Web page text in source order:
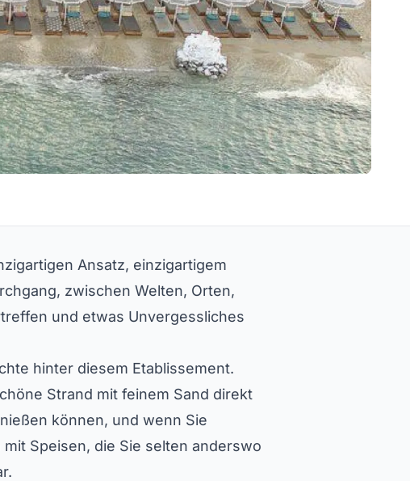
Ansatz, einzigartigem
zwischen Welten, Orten,
und etwas Unvergessliches
hinter diesem Etablissement.
Strand mit feinem Sand direkt
können, und wenn Sie
Speisen, die Sie selten anderswo